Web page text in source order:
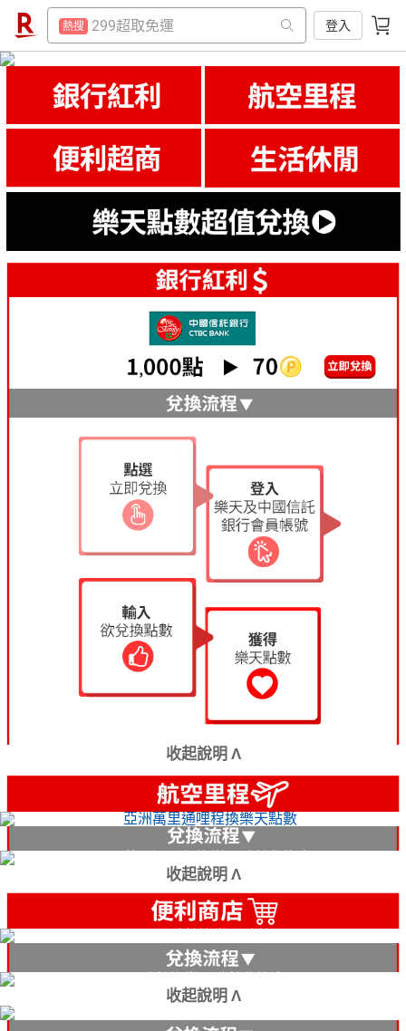
熱搜 299超取免運
賺點樂翻天
熱搜 防颱專區
電子閱讀器
熱搜 床架
平板電腦
抽7777點
熱門飯店推薦
登入
熱搜 賺點樂翻天
熱搜 防颱專區
熱搜 電子閱讀器
床架
熱搜 平板電腦
熱搜 微波爐
吹風機
熱搜 抽7777點
熱門飯店推薦
收起說明 Λ
收起說明 Λ
收起說明 Λ